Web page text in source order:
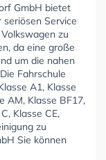
GmbH bietet
Service
zu
da eine große
um die nahen
Fahrschule
A1, Klasse
AM, Klasse BF17,
Klasse CE,
zu
Sie können